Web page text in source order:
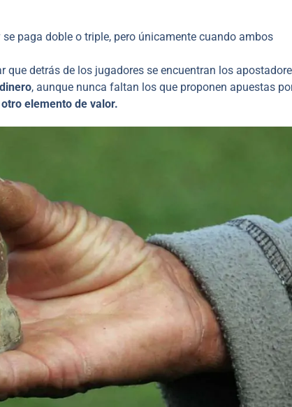
paga doble o triple, pero únicamente cuando ambos
que detrás de los jugadores se encuentran los
, aunque nunca faltan los que proponen apuestas
elemento de valor.